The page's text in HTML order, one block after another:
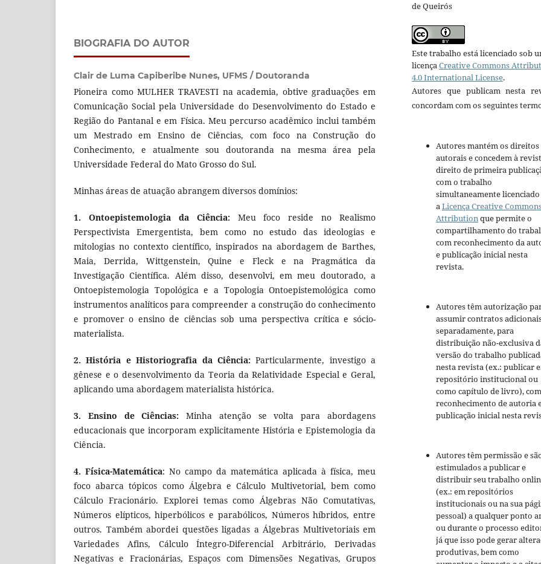
BIOGRAFIA DO AUTOR
Clair de Luma Capiberibe Nunes, UFMS / Doutoranda
Pioneira como MULHER TRAVESTI na academia, obtive graduações em
Comunicação Social pela Universidade do Desenvolvimento do Estado e
Região do Pantanal e em Física. Meu percurso acadêmico inclui também
um Mestrado em Ensino de Ciências, com foco na Construção do
Conhecimento, e atualmente sou doutoranda na mesma área pela
Universidade Federal do Mato Grosso do Sul.
Minhas áreas de atuação abrangem diversos domínios:
1. Ontoepistemologia da Ciência:Meu foco reside no Realismo
Perspectivista Emergentista, bem como no estudo das ideologias e
mitologias no contexto científico, inspirados na abordagem de Barthes,
Maia, Derrida, Wittgenstein, Quine e Fleck e na Pragmática da
Investigação Científica. Além disso, desenvolvi, em meu doutorado, a
Ontoepistemologia Topológica e a Topologia Ontoepistemológica como
instrumentos analíticos para compreender a construção do conhecimento
e promover o ensino de ciências sob uma perspectiva crítica e sócio-
materialista.
2. História e Historiografia da Ciência:Particularmente, investigo a
gênese e o desenvolvimento da Teoria da Relatividade Especial e Geral,
aplicando uma abordagem materialista histórica.
3. Ensino de Ciências: Minha atenção se volta para abordagens
educacionais que incorporam explicitamente História e Epistemologia da
Ciência.
4. Física-Matemática: No campo da matemática aplicada à física, meu
foco abarca tópicos como Álgebra e Cálculo Multivetorial, bem como
Cálculo Fracionário. Explorei temas como Álgebras Não Comutativas,
Números elípticos, hiperbólicos e parabólicos, Números híbridos, entre
outros. Também abordei questões ligadas a Álgebras Multivetoriais em
Variedades Afins, Cálculo Íntegro-Diferencial Arbitrário, Derivadas
Negativas e Fracionárias, Espaços com Dimensões Negativas, Grupos
de Queirós
Este trabalho está licenciado sob
licençaCreative Commons
4.0 International License.
Autores que publicam nesta
concordam com os seguintes
Autores mantém os direitos
autorais e concedem à
direito de primeira
com o trabalho
simultaneamente
a Licença Creative
Attribution que permite o
compartilhamento do
com reconhecimento da
e publicação inicial nesta
revista.
Autores têm autorização
assumir contratos
separadamente, para
distribuição não-exclusiva
versão do trabalho
nesta revista (ex.: publicar
repositório institucional ou
como capítulo de livro), com
reconhecimento de autoria
publicação inicial nesta
Autores têm permissão e
estimulados a publicar e
distribuir seu trabalho
(ex.: em repositórios
institucionais ou na sua
pessoal) a qualquer ponto
ou durante o processo
já que isso pode gerar
produtivas, bem como